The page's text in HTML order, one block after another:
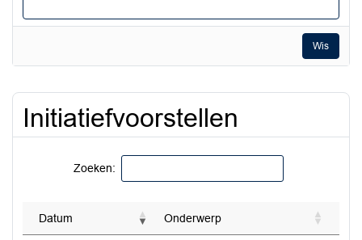
met
Wis
Initiatiefvoorstellen
Zoeken:
Datum Onderwerp